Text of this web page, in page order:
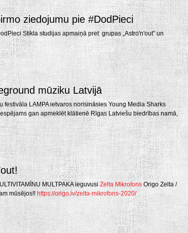
ziedojumu pie #DodPieci
Stikla studijas apmaiņā pret grupas „Astro'n'out” un
mūziku Latvijā
festivāla LAMPA ietvaros norisināsies Young Media Sharks
gan apmeklēt klātienē Rīgas Latviešu biedrības namā,
MULTPAKA ieguvusi Zelta MikrofonsOrigo Zelta /
mūsējos!! https://origo.lv/zelta-mikrofons-2020/